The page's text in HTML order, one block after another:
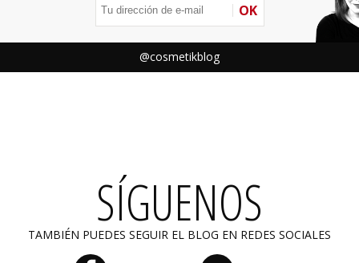
OK
@cosmetikblog
SÍGUENOS
TAMBIÉN PUEDES SEGUIR EL BLOG EN REDES SOCIALES